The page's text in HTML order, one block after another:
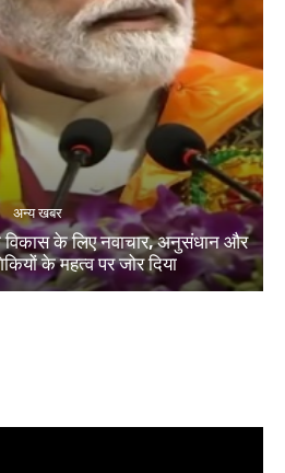
अन्य खबर
विकास के लिए नवाचार, अनुसंधान और
के महत्व पर जोर दिया